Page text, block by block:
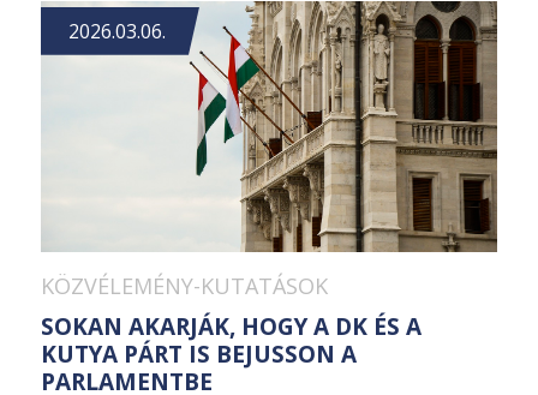
2026.03.06.
KÖZVÉLEMÉNY-KUTATÁSOK
SOKAN AKARJÁK, HOGY A DK ÉS A
KUTYA PÁRT IS BEJUSSON A
PARLAMENTBE